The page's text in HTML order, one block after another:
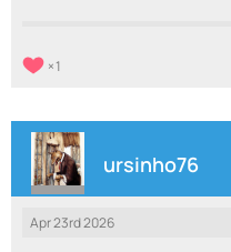
1
ursinho76
Apr 23rd 2026